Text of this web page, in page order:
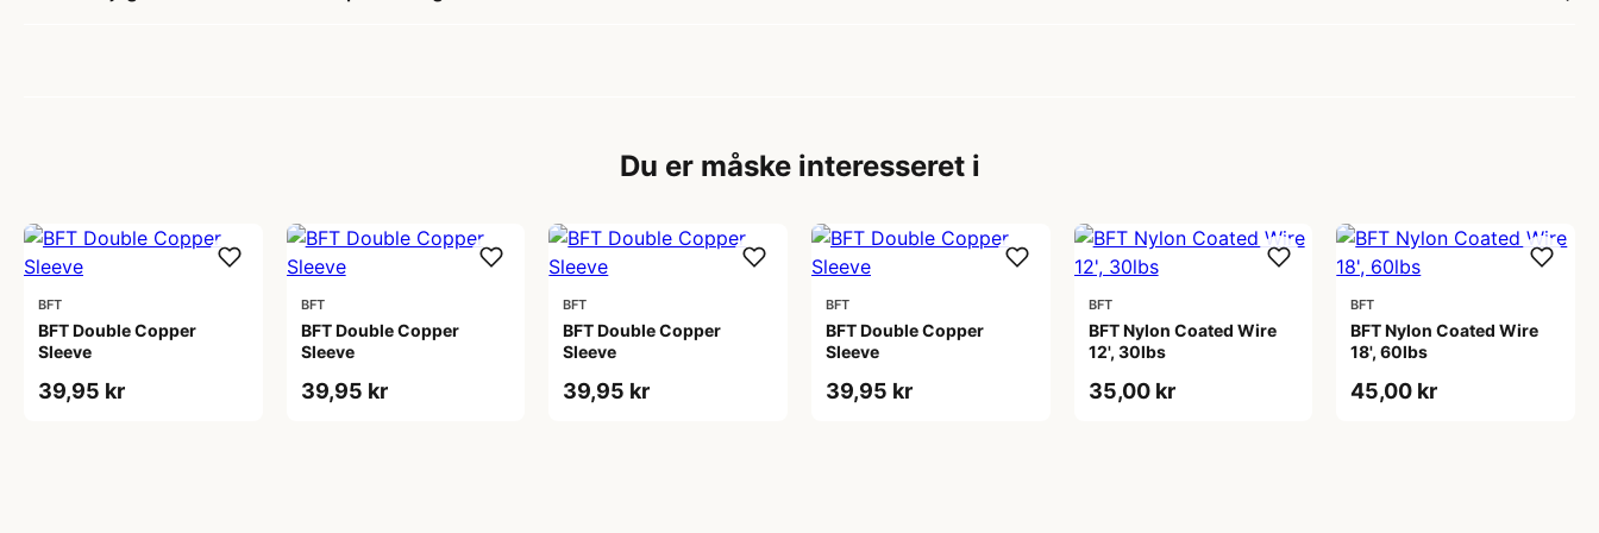
Du er måske interesseret i
BFT
BFT Double Copper
Sleeve
39,95 kr
BFT
BFT Double Copper
Sleeve
39,95 kr
BFT
BFT Double Copper
Sleeve
39,95 kr
BFT
BFT Double Copper
Sleeve
39,95 kr
BFT
BFT Nylon Coated Wire
12', 30lbs
35,00 kr
BFT
BFT Nylon Coated Wire
18', 60lbs
45,00 kr